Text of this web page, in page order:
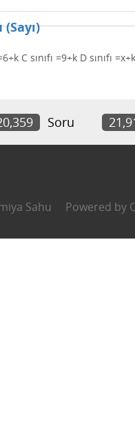
=6+k C sınıfı =9+k D sınıfı
Soru
Sahu Powered by